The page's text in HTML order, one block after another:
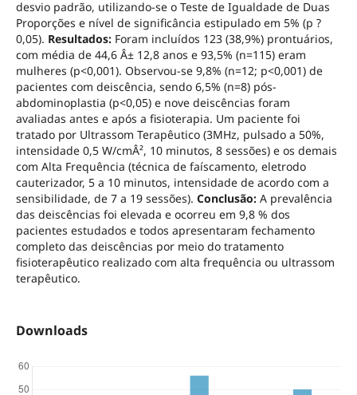
desvio padrão, utilizando-se o Teste de Igualdade de Duas
Proporções e nível de significância estipulado em 5% (p ?
0,05). Resultados:Foram incluídos 123 (38,9%) prontuários,
com média de 44,6 Â± 12,8 anos e 93,5% (n=115) eram
mulheres (p<0,001). Observou-se 9,8% (n=12; p<0,001) de
pacientes com deiscência, sendo 6,5% (n=8) pós-
abdominoplastia (p<0,05) e nove deiscências foram
avaliadas antes e após a fisioterapia. Um paciente foi
tratado por Ultrassom Terapêutico (3MHz, pulsado a 50%,
intensidade 0,5 W/cmÂ², 10 minutos, 8 sessões) e os demais
com Alta Frequência (técnica de faíscamento, eletrodo
cauterizador, 5 a 10 minutos, intensidade de acordo com a
sensibilidade, de 7 a 19 sessões). Conclusão:A prevalência
das deiscências foi elevada e ocorreu em 9,8 % dos
pacientes estudados e todos apresentaram fechamento
completo das deiscências por meio do tratamento
fisioterapêutico realizado com alta frequência ou ultrassom
terapêutico.
Downloads